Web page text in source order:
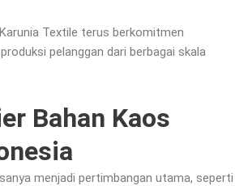
Textile terus berkomitmen
pelanggan dari berbagai skala
Bahan Kaos
menjadi pertimbangan utama, seperti